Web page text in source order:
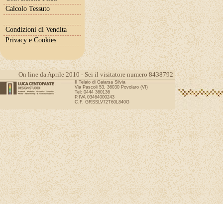
Calcolo Tessuto
Condizioni di Vendita
Privacy e Cookies
On line da Aprile 2010 - Sei il visitatore numero 8438792
Il Telaio di Gaiarsa Silvia
Via Pascoli 53, 36030 Povolaro (VI)
Tel: 0444 360136
P.IVA 03464000243
C.F. GRSSLV72T60L840G